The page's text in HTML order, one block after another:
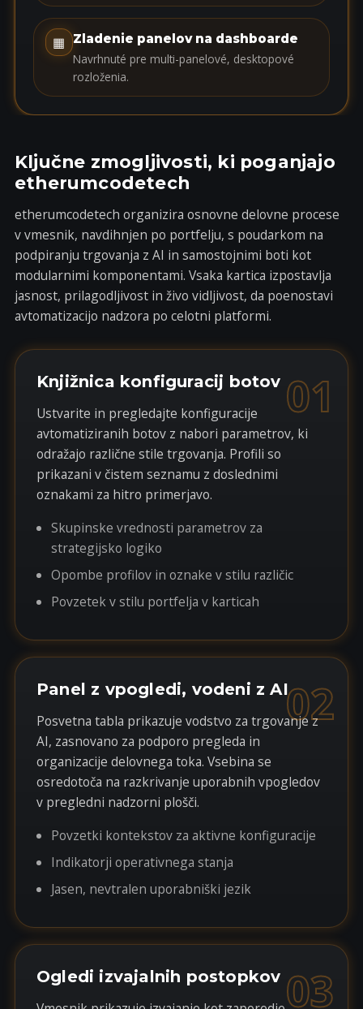
1
▦ Zladenie panelov na dashboarde
Navrhnuté pre multi-panelové, desktopové
rozloženia.
Ključne zmogljivosti, ki poganjajo
etherumcodetech
etherumcodetech organizira osnovne delovne procese
v vmesnik, navdihnjen po portfelju, s poudarkom na
podpiranju trgovanja z AI in samostojnimi boti kot
modularnimi komponentami. Vsaka kartica izpostavlja
jasnost, prilagodljivost in živo vidljivost, da poenostavi
avtomatizacijo nadzora po celotni platformi.
01
Knjižnica konfiguracij botov
Ustvarite in pregledajte konfiguracije
avtomatiziranih botov z nabori parametrov, ki
odražajo različne stile trgovanja. Profili so
prikazani v čistem seznamu z doslednimi
oznakami za hitro primerjavo.
Skupinske vrednosti parametrov za
strategijsko logiko
Opombe profilov in oznake v stilu različic
Povzetek v stilu portfelja v karticah
02
Panel z vpogledi, vodeni z AI
Posvetna tabla prikazuje vodstvo za trgovanje z
AI, zasnovano za podporo pregleda in
organizacije delovnega toka. Vsebina se
osredotoča na razkrivanje uporabnih vpogledov
v pregledni nadzorni plošči.
Povzetki kontekstov za aktivne konfiguracije
Indikatorji operativnega stanja
Jasen, nevtralen uporabniški jezik
03
Ogledi izvajalnih postopkov